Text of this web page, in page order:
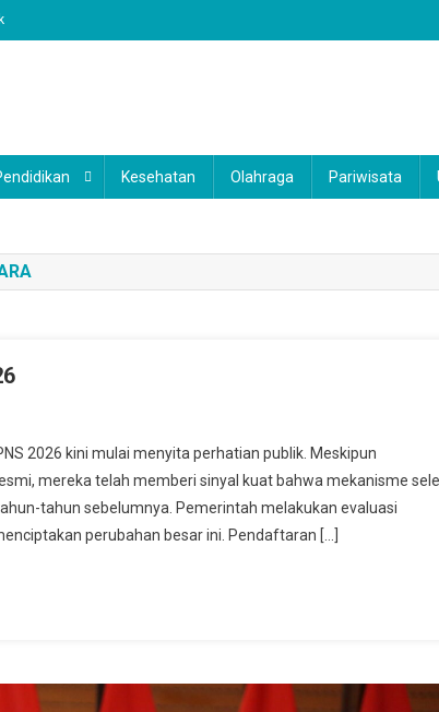
Kesehatan Olahraga Pariwisata
2026 kini mulai menyita perhatian publik. Meskipun
mereka telah memberi sinyal kuat bahwa mekanisme
tahun sebelumnya. Pemerintah melakukan evaluasi
perubahan besar ini. Pendaftaran […]